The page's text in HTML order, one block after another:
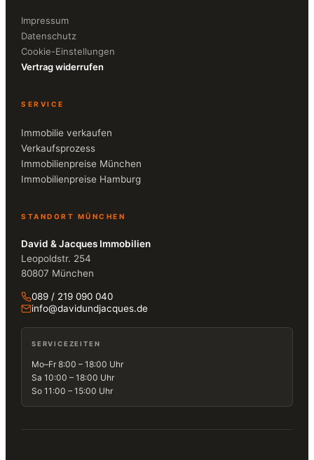
Impressum
Datenschutz
Cookie-Einstellungen
Vertrag widerrufen
SERVICE
Immobilie verkaufen
Verkaufsprozess
Immobilienpreise München
Immobilienpreise Hamburg
STANDORT MÜNCHEN
David & Jacques Immobilien
Leopoldstr. 254
80807 München
089 / 219 090 040
info@davidundjacques.de
SERVICEZEITEN
Mo–Fr 8:00 – 18:00 Uhr
Sa 10:00 – 18:00 Uhr
So 11:00 – 15:00 Uhr